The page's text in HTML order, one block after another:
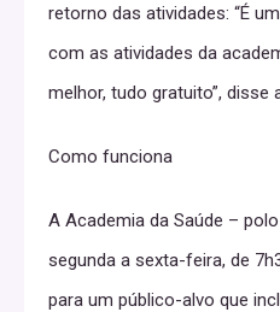
retorno das atividades: “É
com as atividades da
melhor, tudo gratuito”, disse
Como funciona
A Academia da Saúde –
segunda a sexta-feira, de
para um público-alvo que